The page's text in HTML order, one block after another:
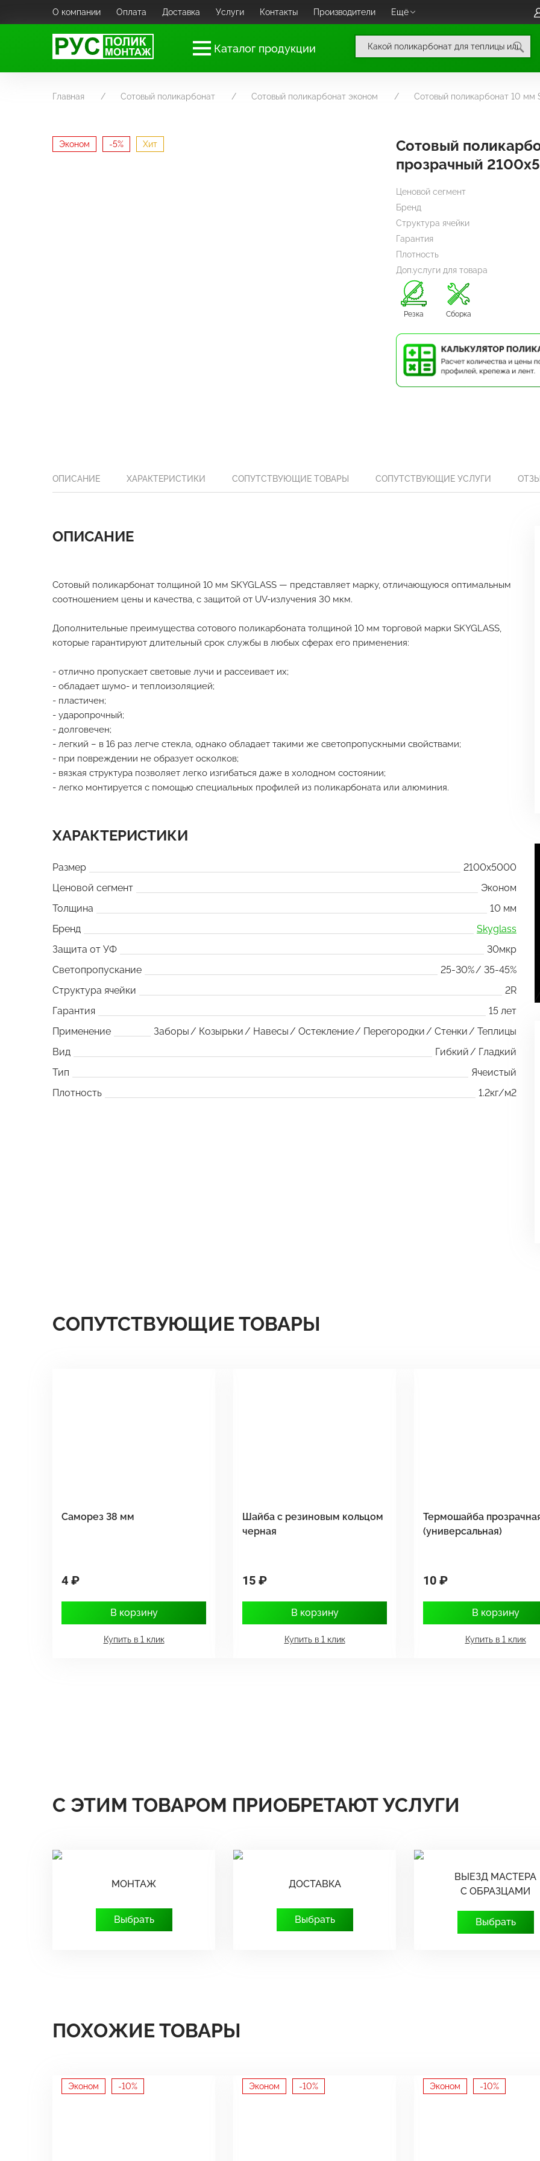
О компании Оплата Доставка Услуги Контакты Производители Ещё
Каталог продукции
Главная Сотовый поликарбонат Сотовый поликарбонат эконом Сотовый поликарбонат 10 мм
Эконом -5% Хит
Сотовый
прозрачный
Ценовой сегмент
Бренд
Структура ячейки
Гарантия
Плотность
Доп.услуги для товара
Резка Сборка
ОПИСАНИЕ ХАРАКТЕРИСТИКИ СОПУТСТВУЮЩИЕ ТОВАРЫ СОПУТСТВУЮЩИЕ УСЛУГИ
ОПИСАНИЕ
Сотовый поликарбонат толщиной 10 мм SKYGLASS — представляет марку, отличающуюся оптимальным
соотношением цены и качества, с защитой от UV-излучения 30 мкм.
Дополнительные преимущества сотового поликарбоната толщиной 10 мм торговой марки SKYGLASS,
которые гарантируют длительный срок службы в любых сферах его применения:
- отлично пропускает световые лучи и рассеивает их;
- обладает шумо- и теплоизоляцией;
- пластичен;
- ударопрочный;
- долговечен;
- легкий – в 16 раз легче стекла, однако обладает такими же светопропускными свойствами;
- при повреждении не образует осколков;
- вязкая структура позволяет легко изгибаться даже в холодном состоянии;
- легко монтируется с помощью специальных профилей из поликарбоната или алюминия.
ХАРАКТЕРИСТИКИ
Размер
2100x5000
Ценовой сегмент
Эконом
Толщина
10 мм
Бренд
Skyglass
Защита от УФ
30мкр
Светопропускание
25-30%
35-45%
Структура ячейки
2R
Гарантия
15 лет
Применение
Заборы Козырьки Навесы Остекление Перегородки Стенки
Теплицы
Вид
Гибкий
Гладкий
Тип
Ячеистый
Плотность
1.2кг/м2
СОПУТСТВУЮЩИЕ ТОВАРЫ
Саморез 38 мм
4 ₽
В корзину
Купить в 1 клик
Шайба с резиновым кольцом
черная
15 ₽
В корзину
Купить в 1 клик
Термошайба
(универсальная)
10 ₽
В корзину
Купить в 1 клик
С ЭТИМ ТОВАРОМ ПРИОБРЕТАЮТ УСЛУГИ
МОНТАЖ
Выбрать
ДОСТАВКА
Выбрать
ВЫЕЗД МАСТЕРА
С ОБРАЗЦАМИ
Выбрать
ПОХОЖИЕ ТОВАРЫ
Эконом -10% Эконом -10% Эконом -10%